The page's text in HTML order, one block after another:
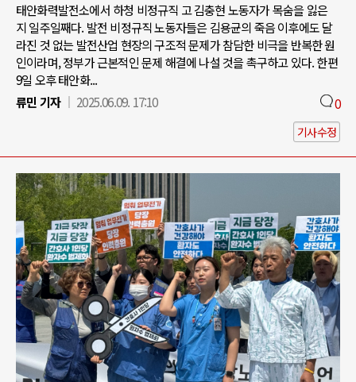
태안화력발전소에서 하청 비정규직 고 김충현 노동자가 목숨을 잃은
지 일주일째다. 발전 비정규직 노동자들은 김용균의 죽음 이후에도 달
라진 것 없는 발전산업 현장의 구조적 문제가 참담한 비극을 반복한 원
인이라며, 정부가 근본적인 문제 해결에 나설 것을 촉구하고 있다. 한편
9일 오후 태안화...
류민 기자
2025.06.09. 17:10 0
기사수정